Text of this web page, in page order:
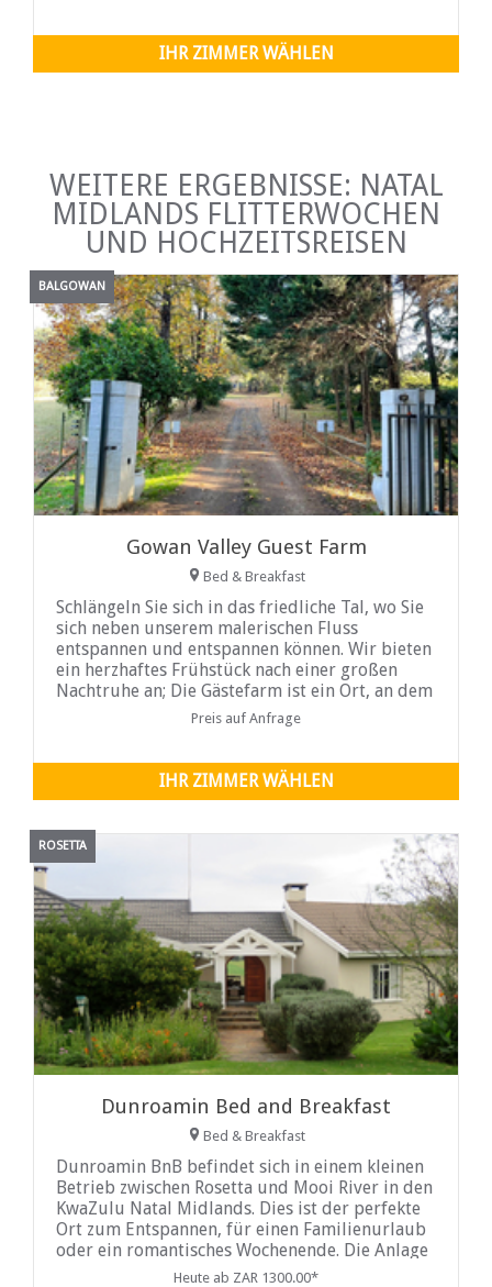
IHR ZIMMER WÄHLEN
WEITERE ERGEBNISSE: NATAL
MIDLANDS FLITTERWOCHEN
UND HOCHZEITSREISEN
BALGOWAN
Gowan Valley Guest Farm
Bed & Breakfast
Schlängeln Sie sich in das friedliche Tal, wo Sie
sich neben unserem malerischen Fluss
entspannen und entspannen können. Wir bieten
ein herzhaftes Frühstück nach einer großen
Nachtruhe an; Die Gästefarm ist ein Ort, an dem
Sie sich in einer ruhigen Oase der Freizeit und
Preis auf Anfrage
IHR ZIMMER WÄHLEN
ROSETTA
Dunroamin Bed and Breakfast
Bed & Breakfast
Dunroamin BnB befindet sich in einem kleinen
Betrieb zwischen Rosetta und Mooi River in den
KwaZulu Natal Midlands. Dies ist der perfekte
Ort zum Entspannen, für einen Familienurlaub
oder ein romantisches Wochenende. Die Anlage
verfügt über einen ruhigen Garten mit weitem
Heute ab ZAR 1300.00*